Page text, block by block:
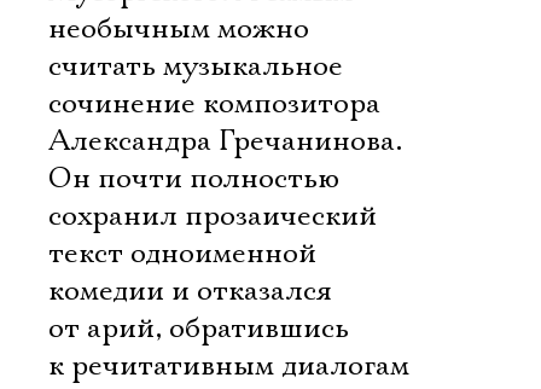
необычным можно
считать музыкальное
сочинение композитора
Александра Гречанинова.
Он почти полностью
сохранил прозаический
текст одноименной
комедии и отказался
от арий, обратившись
к речитативным диалогам